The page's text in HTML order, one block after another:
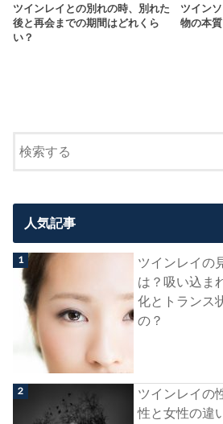
ツインレイとの別れの時、別れた
後と再会までの期間はどれくら
い？
ツイン
物の本
人気記事
ツインレイの
は？吸い込ま
化とトランス
の？
ツインレイの
性と女性の違